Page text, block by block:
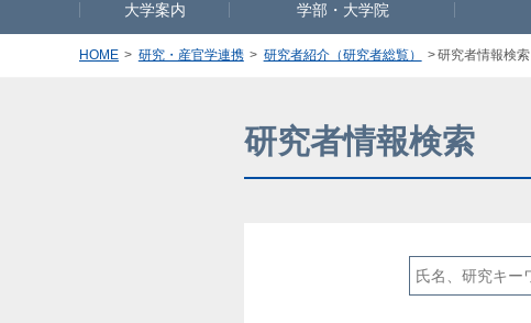
大学案内 学部・大学院
HOME 研究・産官学連携 研究者紹介（研究者総覧） 研究者情報検索
研究者情報検索